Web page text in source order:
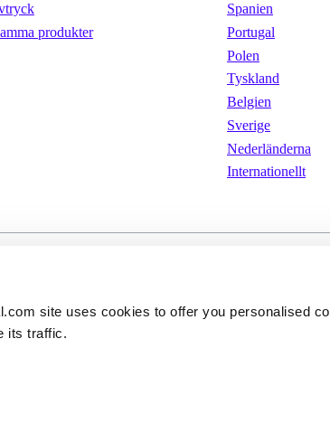
site uses cookies to offer you personalised
its traffic.
produkter
Spanien
Portugal
Polen
Tyskland
Belgien
Sverige
Nederländerna
Internationellt